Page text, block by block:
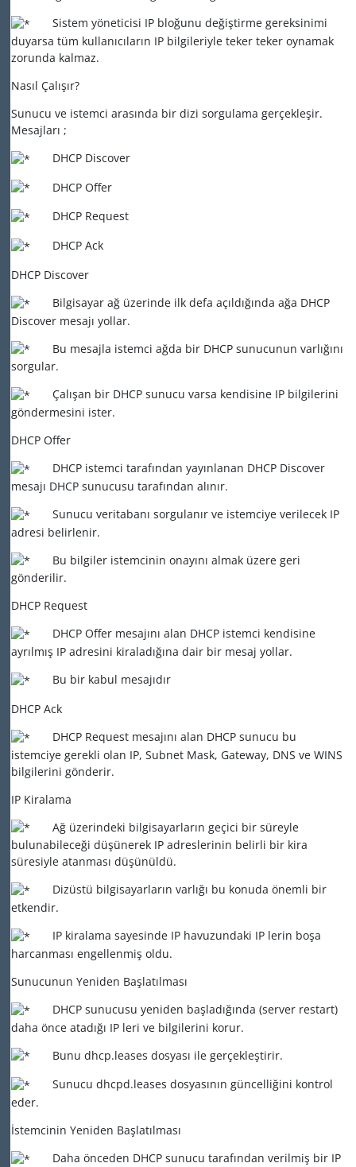
Sistem yöneticisi IP bloğunu değiştirme gereksinimi
duyarsa tüm kullanıcıların IP bilgileriyle teker teker oynamak
zorunda kalmaz.
Nasıl Çalışır?
Sunucu ve istemci arasında bir dizi sorgulama gerçekleşir.
Mesajları ;
DHCP Discover
DHCP Offer
DHCP Request
DHCP Ack
DHCP Discover
Bilgisayar ağ üzerinde ilk defa açıldığında ağa DHCP
Discover mesajı yollar.
Bu mesajla istemci ağda bir DHCP sunucunun varlığını
sorgular.
Çalışan bir DHCP sunucu varsa kendisine IP bilgilerini
göndermesini ister.
DHCP Offer
DHCP istemci tarafından yayınlanan DHCP Discover
mesajı DHCP sunucusu tarafından alınır.
Sunucu veritabanı sorgulanır ve istemciye verilecek IP
adresi belirlenir.
Bu bilgiler istemcinin onayını almak üzere geri
gönderilir.
DHCP Request
DHCP Offer mesajını alan DHCP istemci kendisine
ayrılmış IP adresini kiraladığına dair bir mesaj yollar.
Bu bir kabul mesajıdır
DHCP Ack
DHCP Request mesajını alan DHCP sunucu bu
istemciye gerekli olan IP, Subnet Mask, Gateway, DNS ve WINS
bilgilerini gönderir.
IP Kiralama
Ağ üzerindeki bilgisayarların geçici bir süreyle
bulunabileceği düşünerek IP adreslerinin belirli bir kira
süresiyle atanması düşünüldü.
Dizüstü bilgisayarların varlığı bu konuda önemli bir
etkendir.
IP kiralama sayesinde IP havuzundaki IP lerin boşa
harcanması engellenmiş oldu.
Sunucunun Yeniden Başlatılması
DHCP sunucusu yeniden başladığında (server restart)
daha önce atadığı IP leri ve bilgilerini korur.
Bunu dhcp.leases dosyası ile gerçekleştirir.
Sunucu dhcpd.leases dosyasının güncelliğini kontrol
eder.
İstemcinin Yeniden Başlatılması
Daha önceden DHCP sunucu tarafından verilmiş bir IP